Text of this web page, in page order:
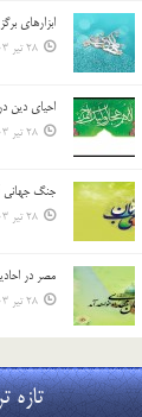
ابزارهاي
28 تیر 03
احياي دين
28 تیر 03
جنگ جهاني
28 تیر 03
مصر در
28 تیر 03
تازه